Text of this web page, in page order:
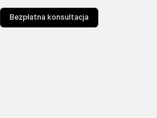
Bezpłatna konsultacja